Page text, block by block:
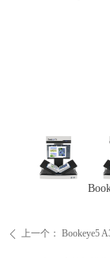
ꄴ 上一个： Bookeye5